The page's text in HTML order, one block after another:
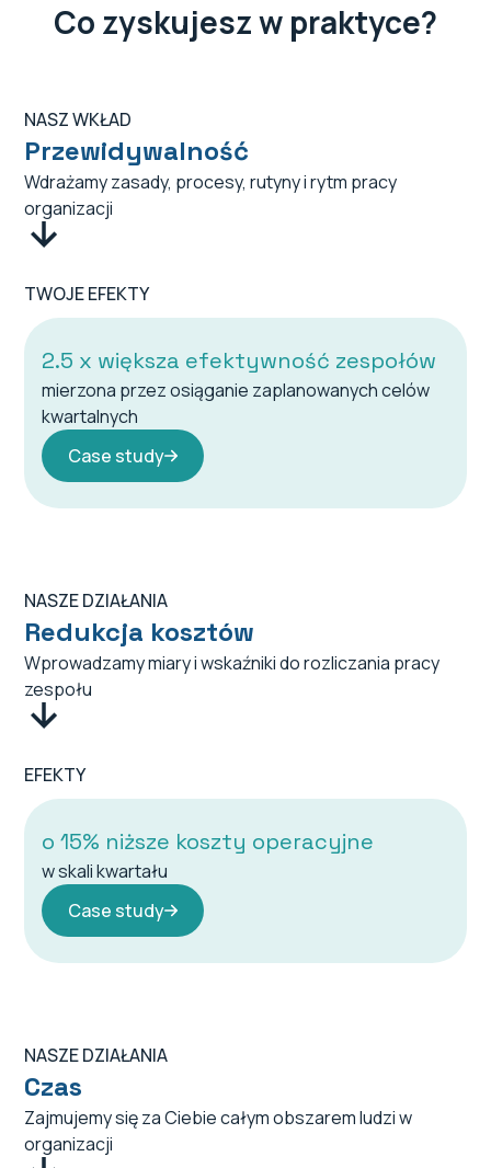
Co zyskujesz w praktyce?
NASZ WKŁAD
Przewidywalność
Wdrażamy zasady, procesy, rutyny i rytm pracy
organizacji
TWOJE EFEKTY
2.5 x większa efektywność zespołów
mierzona przez osiąganie zaplanowanych celów
kwartalnych
Case study
NASZE DZIAŁANIA
Redukcja kosztów
Wprowadzamy miary i wskaźniki do rozliczania pracy
zespołu
EFEKTY
o 15% niższe koszty operacyjne
w skali kwartału
Case study
NASZE DZIAŁANIA
Czas
Zajmujemy się za Ciebie całym obszarem ludzi w
organizacji